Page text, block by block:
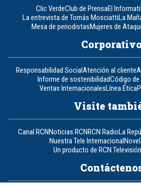
Clic VerdeClub de PrensaEl
La entrevista de Tomás MosciattiLa
Mesa de periodistasMujeres de
Responsabilidad SocialAtención al cliente
Informe de sostenibilidadCódigo
Ventas InternacionalesLínea Ética
Visite
Canal RCNNoticias RCNRCN RadioLa
Nuestra Tele Internacional
Un producto de RCN Televisión